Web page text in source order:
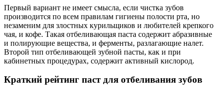
Первый вариант не имеет смысла, если чистка зубов
производится по всем правилам гигиены полости рта, но
незаменим для злостных курильщиков и любителей крепкого
чая, и кофе. Такая отбеливающая паста содержит абразивные
и полирующие вещества, и ферменты, разлагающие налет.
Второй тип отбеливающей зубной пасты, как и при
кабинетных процедурах, содержит активный кислород.
Краткий рейтинг паст для отбеливания зубов